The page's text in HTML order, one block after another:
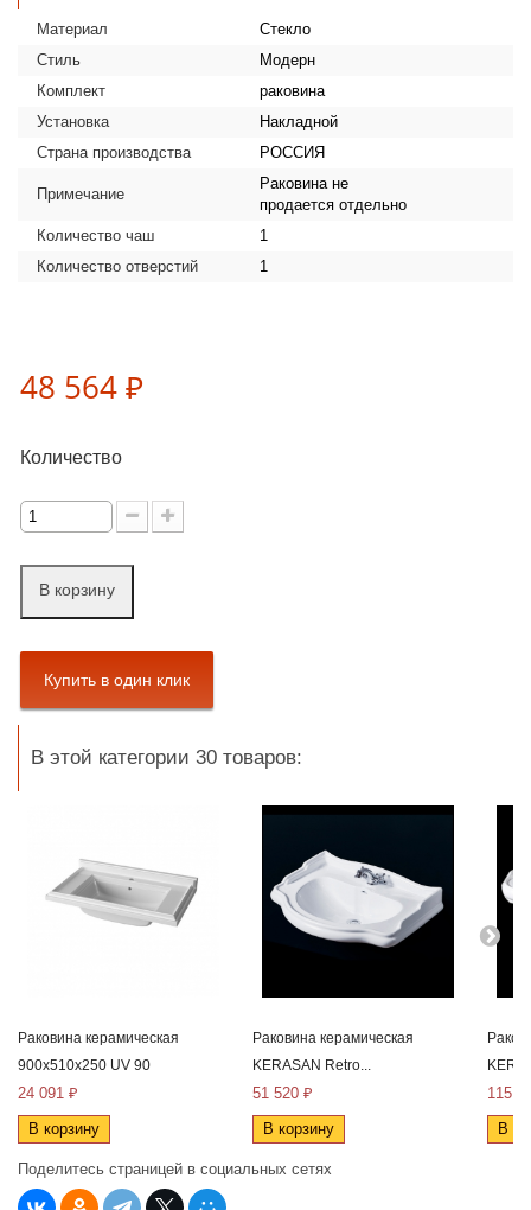
Материал
Стекло
Стиль
Модерн
Комплект
раковина
Установка
Накладной
Страна производства
РОССИЯ
Примечание
Раковина не
продается отдельно
Количество чаш
1
Количество отверстий
1
48 564 ₽
Количество
В корзину
В этой категории 30 товаров:
Раковина керамическая
900x510x250 UV 90
24 091 ₽
В корзину
Раковина керамическая
KERASAN Retro...
51 520 ₽
В корзину
115
В
Поделитесь страницей в социальных сетях